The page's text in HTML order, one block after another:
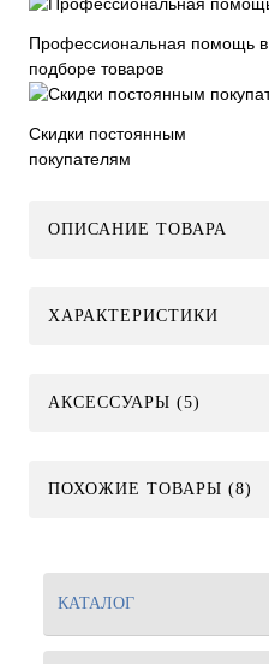
Профессиональная помощь в
подборе товаров
Скидки постоянным
покупателям
ОПИСАНИЕ ТОВАРА
ХАРАКТЕРИСТИКИ
АКСЕССУАРЫ (5)
ПОХОЖИЕ ТОВАРЫ (8)
КАТАЛОГ